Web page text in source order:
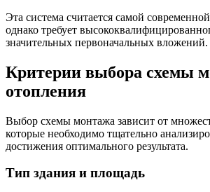
Эта система считается самой
однако требует
значительных первоначальных вложений.
Критерии выбора схемы
отопления
Выбор схемы монтажа зависит от
которые необходимо тщательно
достижения оптимального результата.
Тип здания и площадь